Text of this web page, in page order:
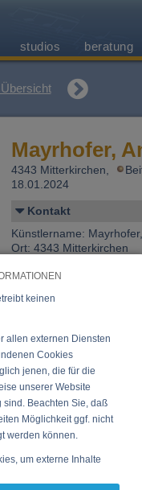
keinen
allen externen Diensten
Cookies
jenen, die für die
unserer Website
Beachten Sie, daß
Möglichkeit ggf. nicht
werden können.
um externe Inhalte
studios beratung
Mayrhofer,
4343 Mitterkirchen,
18.01.2024
Kontakt
Künstlername:
Ort: 4343 Mitterkirchen
Telefon 1: +43 (0)650
Link:https://
Personen-Details
Vocal –
Ensembles
keine Ensembles